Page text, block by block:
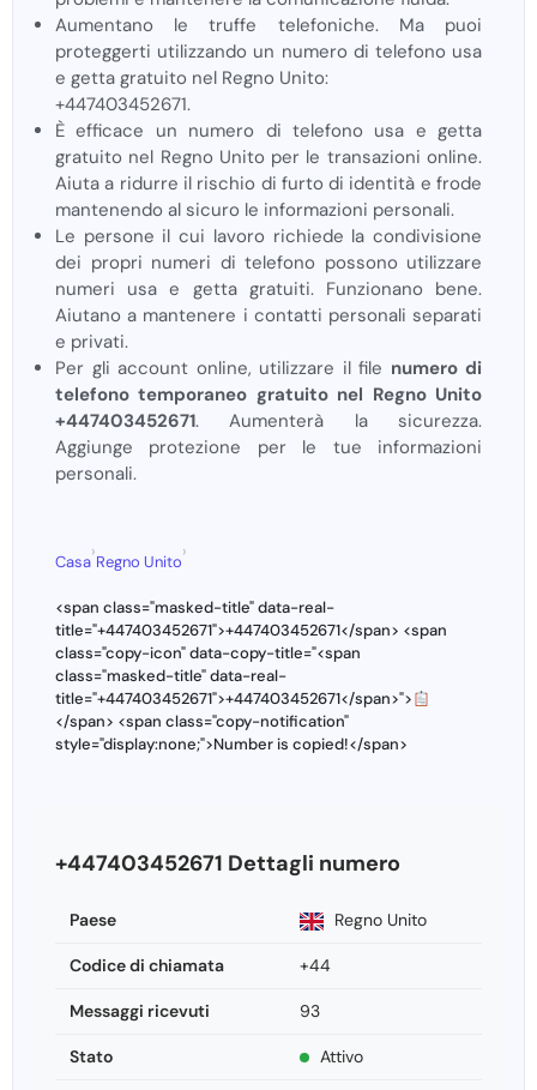
Aumentano le truffe telefoniche. Ma puoi
proteggerti utilizzando un numero di telefono usa
e getta gratuito nel Regno Unito:
+447403452671.
È efficace un numero di telefono usa e getta
gratuito nel Regno Unito per le transazioni online.
Aiuta a ridurre il rischio di furto di identità e frode
mantenendo al sicuro le informazioni personali.
Le persone il cui lavoro richiede la condivisione
dei propri numeri di telefono possono utilizzare
numeri usa e getta gratuiti. Funzionano bene.
Aiutano a mantenere i contatti personali separati
e privati.
Per gli account online, utilizzare il file numero di
telefono temporaneo gratuito nel Regno Unito
+447403452671. Aumenterà la sicurezza.
Aggiunge protezione per le tue informazioni
personali.
Casa
›
Regno Unito
›
<span class="masked-title" data-real-
title="+447403452671">+447403452671</span> <span
class="copy-icon" data-copy-title="<span
class="masked-title" data-real-
title="+447403452671">+447403452671</span>">
</span> <span class="copy-notification"
style="display:none;">Number is copied!</span>
+447403452671 Dettagli numero
Paese Regno Unito
Codice di chiamata +44
Messaggi ricevuti 93
Stato Attivo